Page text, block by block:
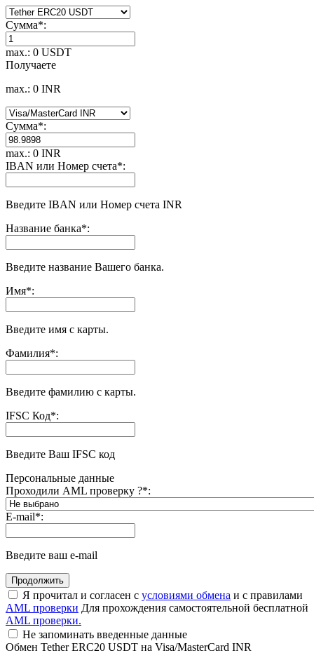
Сумма*:
max.: 0 USDT
Получаете
max.: 0 INR
Сумма*:
max.: 0 INR
IBAN или Номер счета*:
Введите IBAN или Номер счета INR
Название банка*:
Введите название Вашего банка.
Имя*:
Введите имя с карты.
Фамилия*:
Введите фамилию с карты.
IFSC Код*:
Введите Ваш IFSC код
Персональные данные
Проходили AML проверку ?*:
E-mail*:
Введите ваш e-mail
Я прочитал и согласен с условиями обмена и с правилами
AML проверки Для прохождения самостоятельной бесплатной
AML проверки.
Не запоминать введенные данные
Обмен Tether ERC20 USDT на Visa/MasterCard INR